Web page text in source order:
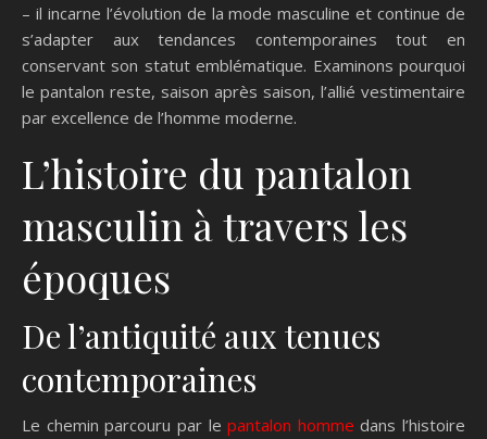
– il incarne l’évolution de la mode masculine et continue de
s’adapter aux tendances contemporaines tout en
conservant son statut emblématique. Examinons pourquoi
le pantalon reste, saison après saison, l’allié vestimentaire
par excellence de l’homme moderne.
L’histoire du pantalon
masculin à travers les
époques
De l’antiquité aux tenues
contemporaines
Le chemin parcouru par lepantalon homme dans l’histoire